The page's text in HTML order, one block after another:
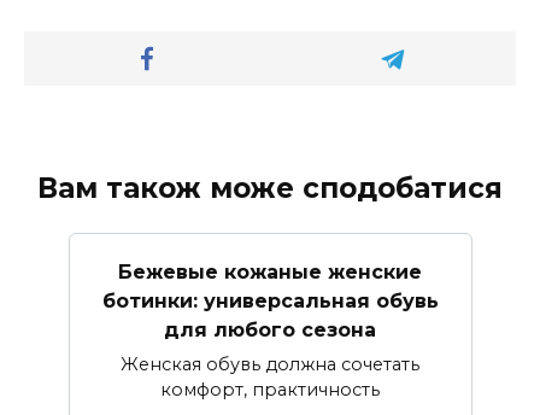
Вам також може сподобатися
Бежевые кожаные женские
ботинки: универсальная обувь
для любого сезона
Женская обувь должна сочетать
комфорт, практичность